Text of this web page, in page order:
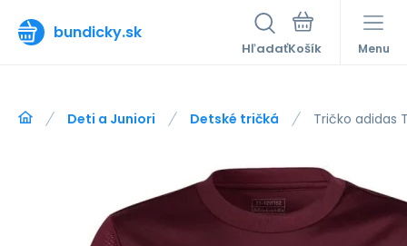
bundicky.sk
Hľadať Menu
Deti a Juniori Detské tričká Tričko adidas